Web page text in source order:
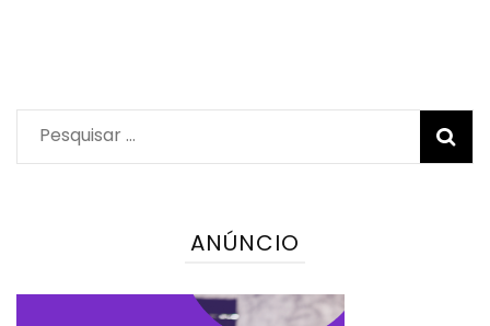
Pesquisar
por:
ANÚNCIO